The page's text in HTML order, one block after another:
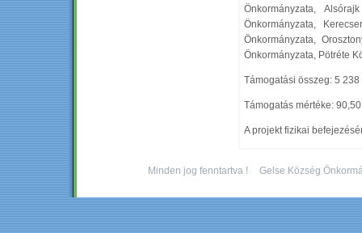
Önkormányzata,
Önkormányzata,
Önkormányzata,
Önkormányzata, Pötréte
Támogatási összeg: 5 238
Támogatás mértéke:
A projekt fizikai
Minden jog fenntartva ! Gelse Község